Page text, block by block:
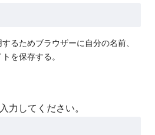
るためブラウザーに自分の名前、
を保存する。
力してください。